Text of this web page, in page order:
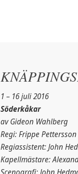
1 – 16 juli 2016
Söderkåkar
av Gideon Wahlberg
Regi: Frippe Pettersson
Regiassistent: John
Kapellmästare: